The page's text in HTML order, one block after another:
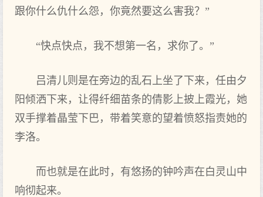
跟你什么仇什么怨，你竟然要这么害我？”
“快点快点，我不想第一名，求你了。”
吕清儿则是在旁边的乱石上坐了下来，任由夕
阳倾洒下来，让得纤细苗条的倩影上披上霞光，她
双手撑着晶莹下巴，带着笑意的望着愤怒指责她的
李洛。
而也就是在此时，有悠扬的钟吟声在白灵山中
响彻起来。